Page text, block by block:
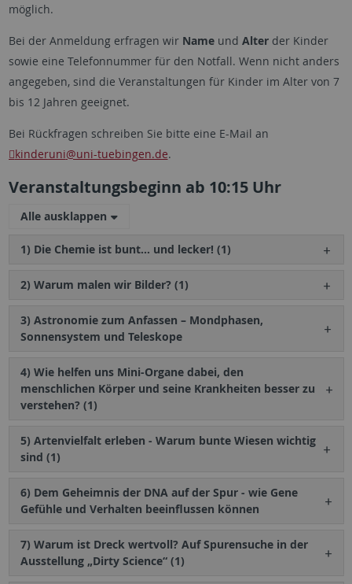
möglich.
Bei der Anmeldung erfragen wir Nameund Alterder Kinder
sowie eine Telefonnummer für den Notfall. Wenn nicht anders
angegeben, sind die Veranstaltungen für Kinder im Alter von 7
bis 12 Jahren geeignet.
Bei Rückfragen schreiben Sie bitte eine E-Mail an
kinderuni@uni-tuebingen.de.
Veranstaltungsbeginn ab 10:15 Uhr
Alle ausklappen
1) Die Chemie ist bunt… und lecker! (1)
2) Warum malen wir Bilder? (1)
3) Astronomie zum Anfassen – Mondphasen,
Sonnensystem und Teleskope
4) Wie helfen uns Mini-Organe dabei, den
menschlichen Körper und seine Krankheiten besser zu
verstehen? (1)
5) Artenvielfalt erleben - Warum bunte Wiesen wichtig
sind (1)
6) Dem Geheimnis der DNA auf der Spur - wie Gene
Gefühle und Verhalten beeinflussen können
7) Warum ist Dreck wertvoll? Auf Spurensuche in der
Ausstellung „Dirty Science“ (1)